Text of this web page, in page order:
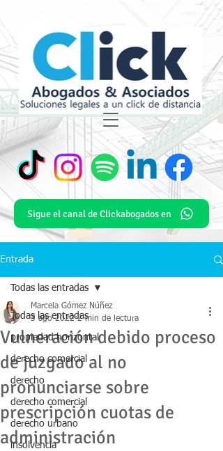
Sigue el canal de Clickabogados en
Entrada
Todas las entradas
propiedad horizontal
derecho comercial
derecho
derecho comercial
derecho urbano
insolvencia
Todas las entradas
Vulneración debido proceso
de juzgado al no
pronunciarse sobre
prescripción cuotas de
administración
Marcela Gómez Núñez
3 ago 2022 2 min de lectura